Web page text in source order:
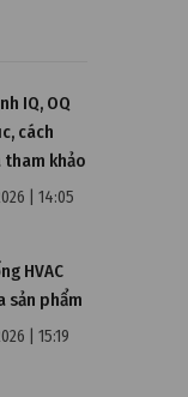
IQ, OQ
cách
khảo
| 14:05
HVAC
sản phẩm
| 15:19